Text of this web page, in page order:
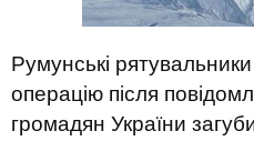
Румунські
операцію після
громадян України